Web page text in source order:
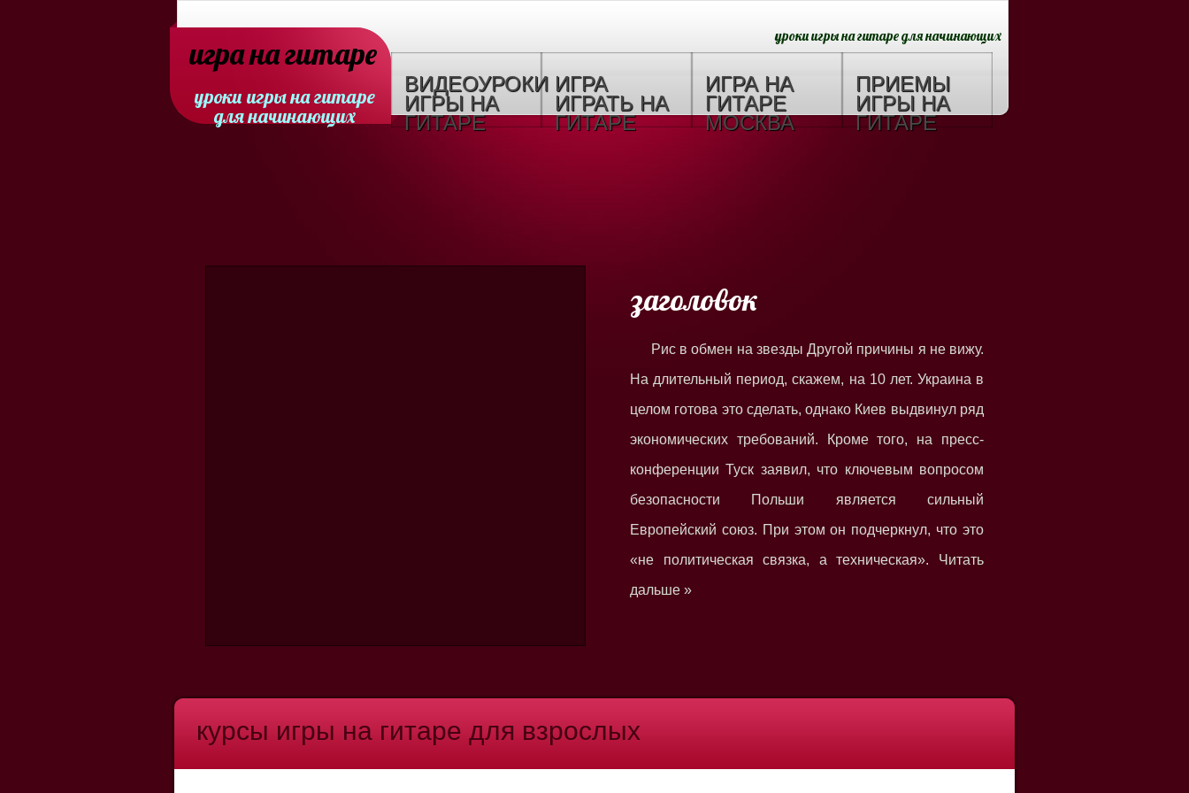
игра на гитаре
уроки игры на гитаре
для начинающих
уроки игры на гитаре для начинающих
ВИДЕОУРОКИ
ИГРЫ НА
ГИТАРЕ
ИГРА
ИГРАТЬ НА
ГИТАРЕ
ИГРА НА
ГИТАРЕ
МОСКВА
ПРИЕМЫ
ИГРЫ НА
ГИТАРЕ
заголовок
Рис в обмен на звезды Другой причины я не вижу.
На длительный период, скажем, на 10 лет. Украина в
целом готова это сделать, однако Киев выдвинул ряд
экономических требований. Кроме того, на пресс-
конференции Туск заявил, что ключевым вопросом
безопасности Польши является сильный
Европейский союз. При этом он подчеркнул, что это
«не политическая связка, а техническая». Читать
дальше »
курсы игры на гитаре для взрослых